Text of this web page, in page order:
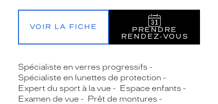
VOIR LA FICHE
PRENDRE
RENDEZ‑VOUS
Spécialiste en verres progressifs
Spécialiste en lunettes de protection
Expert du sport à la vue
Espace enfants
Examen de vue
Prêt de montures